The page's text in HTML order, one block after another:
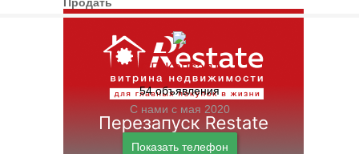
СП Консалт
54 объявления
С нами с мая 2020
Показать телефон